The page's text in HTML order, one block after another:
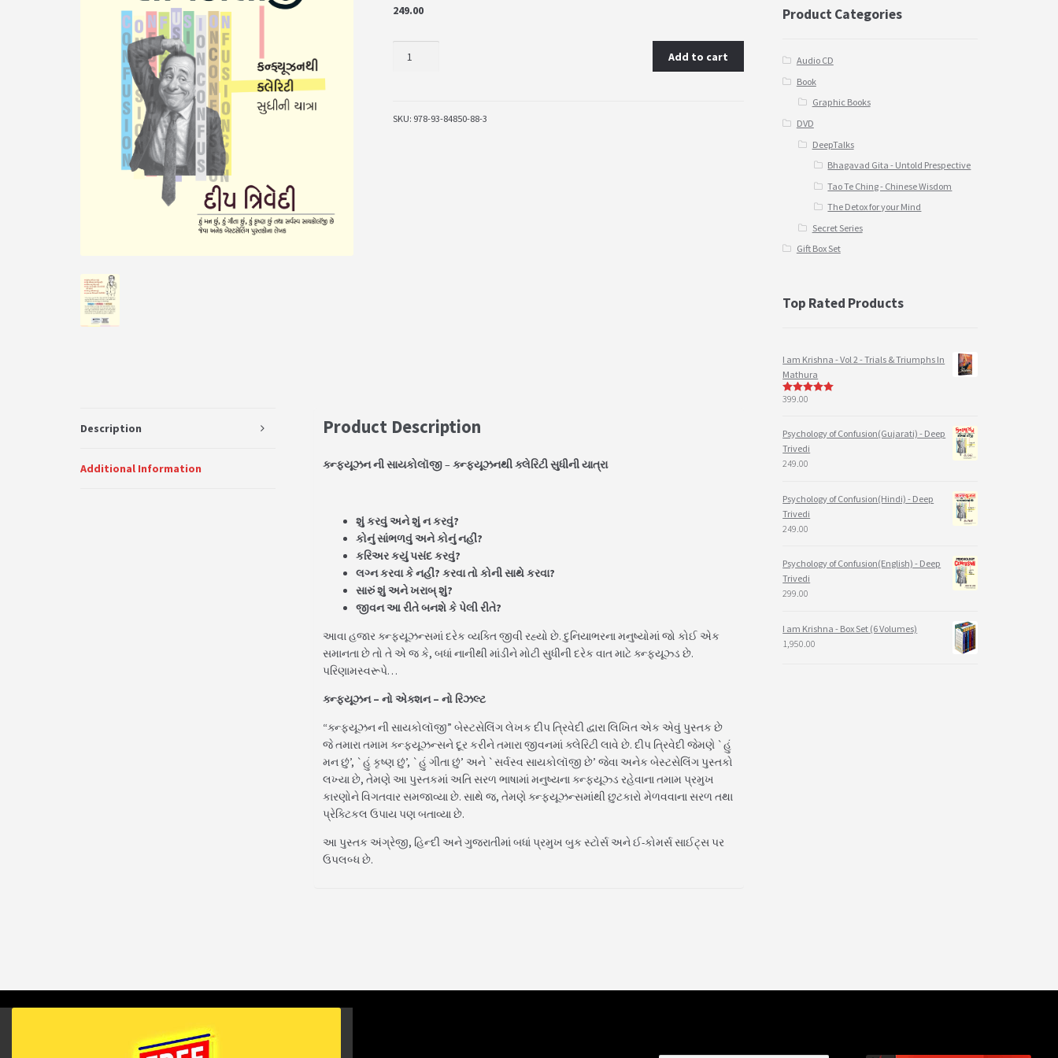
249.00
Add to cart
SKU: 978-93-84850-88-3
Description
Additional Information
Product Description
ક્ન્ફ્યૂઝન ની સાયકોલૉજી–ક્ન્ફ્યૂઝનથી ક્લેરિટી સુધીની યાત્રા
શું કરવું અને શું ન કરવું?
કોનું સાંભળવું અને કોનું નહીં?
કરિઅર કયું પસંદ કરવું?
લગ્ન કરવા કે નહીં? કરવા તો કોની સાથે કરવા?
સારું શું અને ખરાબ્ શું?
જીવન આ રીતે બનશે કે પેલી રીતે?
આવા હજાર ક્ન્ફ્યૂઝન્સમાં દરેક વ્યક્તિ જીવી રહ્યો છે. દુનિયાભરના મનુષ્યોમાં જો કોઈ એક
સમાનતા છે તો તે એ જ કે, બધાં નાનીથી માંડીને મોટી સુધીની દરેક વાત માટે ક્ન્ફ્યૂઝ્ડ છે.
પરિણામસ્વરૂપે…
ક્ન્ફ્યૂઝન – નો એક્શન – નો રિઝલ્ટ
“ક્ન્ફ્યૂઝન ની સાયકોલૉજી” બેસ્ટસેલિંગ લેખક દીપ ત્રિવેદી દ્વારા લિખિત એક એવું પુસ્તક છે
જે તમારા તમામ ક્ન્ફ્યૂઝન્સને દૂર કરીને તમારા જીવનમાં ક્લેરિટી લાવે છે. દીપ ત્રિવેદી જેમણે `હું
મન છું’, `હું કૃષ્ણ છું’, `હું ગીતા છું’ અને `સર્વસ્વ સાયકોલૉજી છે’ જેવા અનેક બેસ્ટસેલિંગ પુસ્તકો
લખ્યા છે, તેમણે આ પુસ્તકમાં અતિ સરળ ભાષામાં મનુષ્યના ક્ન્ફ્યૂઝ્ડ રહેવાના તમામ પ્રમુખ
કારણોને વિગતવાર સમજાવ્યા છે. સાથે જ, તેમણે ક્ન્ફ્યૂઝન્સમાંથી છુટકારો મેળવવાના સરળ તથા
પ્રેક્ટિકલ ઉપાય પણ બતાવ્યા છે.
આ પુસ્તક અંગ્રેજી, હિન્દી અને ગુજરાતીમાં બધાં પ્રમુખ બુક સ્ટોર્સ અને ઈ-કોમર્સ સાઈટ્સ પર
ઉપલબ્ધ છે.
Product Categories
Audio CD
Book
Graphic Books
DVD
DeepTalks
Bhagavad Gita - Untold Prespective
Tao Te Ching - Chinese Wisdom
The Detox for your Mind
Secret Series
Gift Box Set
Top Rated Products
I am Krishna - Vol 2 - Trials & Triumphs In
Mathura
5out of 5
399.00
Psychology of Confusion(Gujarati) - Deep
Trivedi
249.00
Psychology of Confusion(Hindi) - Deep
Trivedi
249.00
Psychology of Confusion(English) - Deep
Trivedi
299.00
I am Krishna - Box Set (6 Volumes)
1,950.00